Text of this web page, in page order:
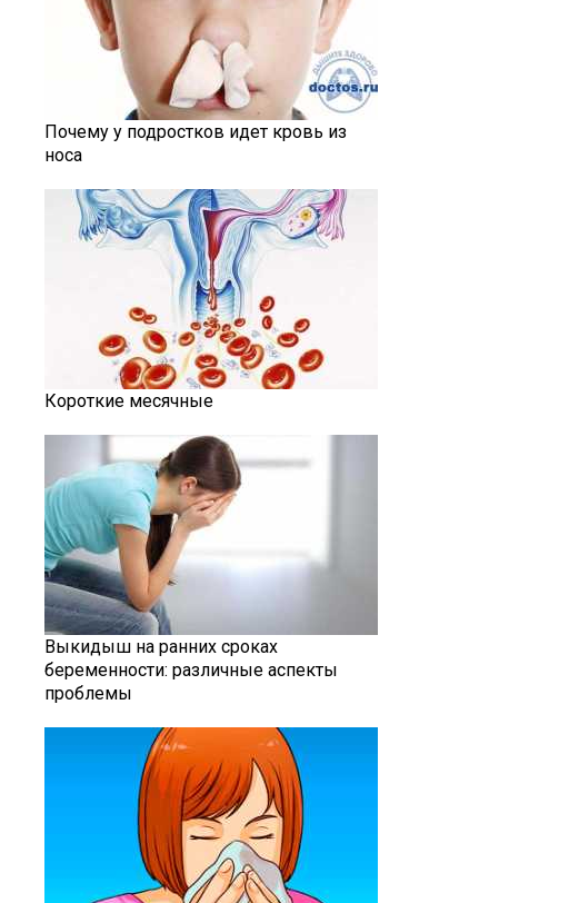
Почему у подростков идет кровь из
носа
Короткие месячные
Выкидыш на ранних сроках
беременности: различные аспекты
проблемы